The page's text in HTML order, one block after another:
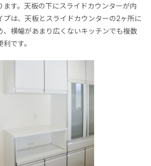
ます。天板の下にスライドカウンターが内
プは、天板とスライドカウンターの2ヶ所に
、横幅があまり広くないキッチンでも複数
です。